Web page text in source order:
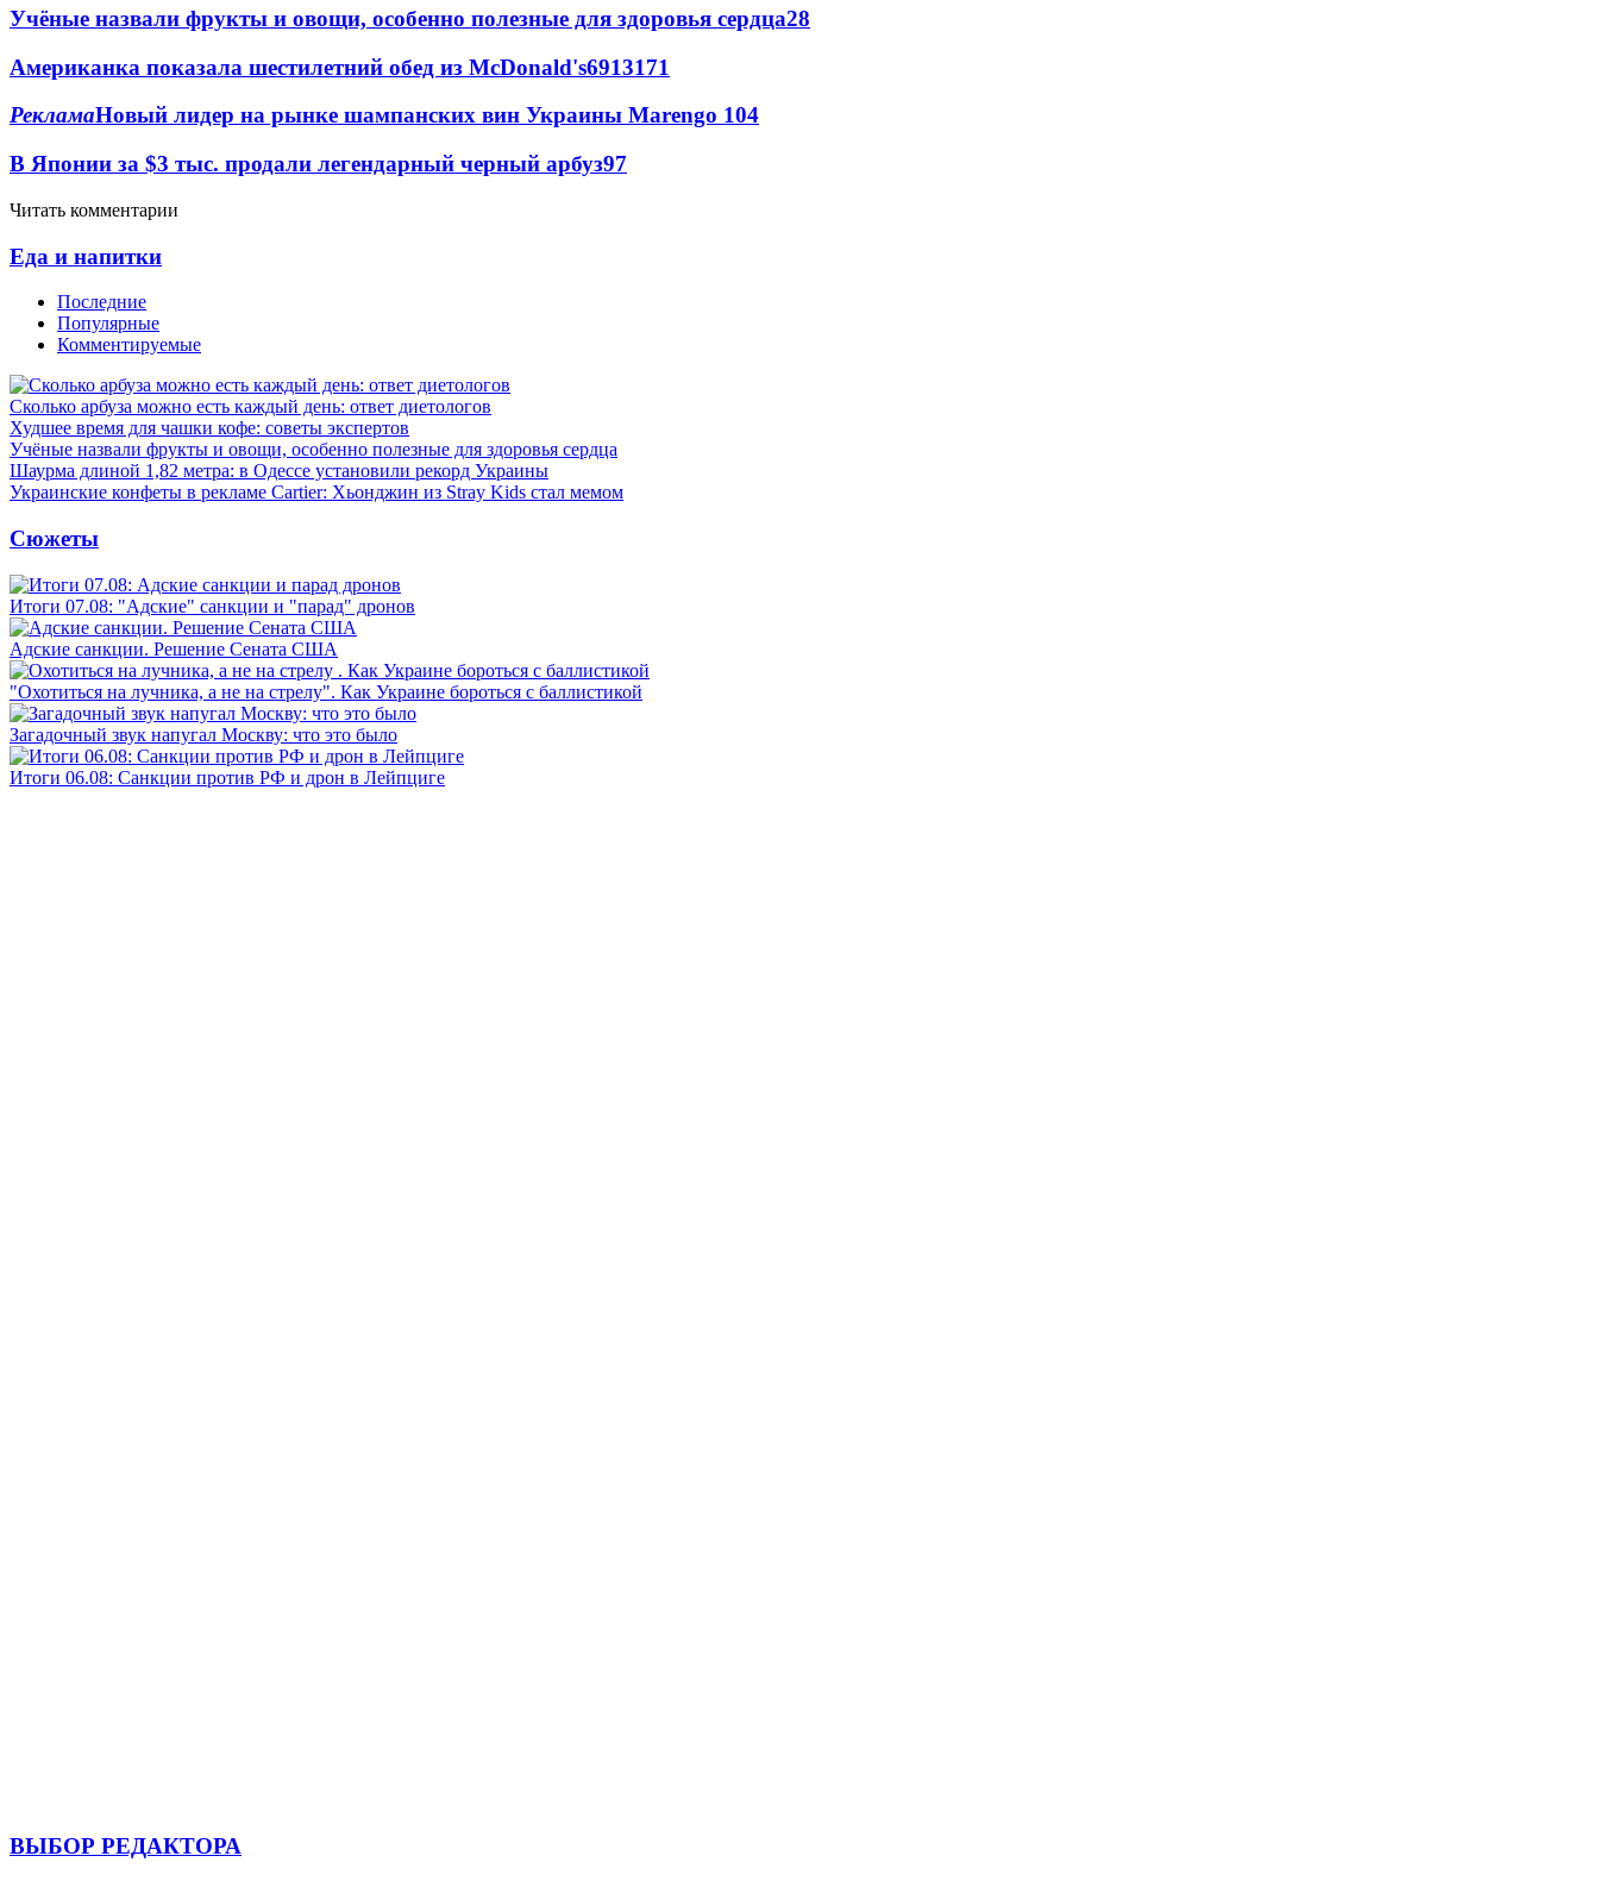
Учёные назвали фрукты и овощи, особенно полезные для здоровья сердца28
Американка показала шестилетний обед из McDonald's6913171
РекламаНовый лидер на рынке шампанских вин Украины Marengo 104
В Японии за $3 тыс. продали легендарный черный арбуз97
Читать комментарии
Еда и напитки
Последние
Популярные
Комментируемые
Сколько арбуза можно есть каждый день: ответ диетологов
Худшее время для чашки кофе: советы экспертов
Учёные назвали фрукты и овощи, особенно полезные для здоровья сердца
Шаурма длиной 1,82 метра: в Одессе установили рекорд Украины
Украинские конфеты в рекламе Cartier: Хьонджин из Stray Kids стал мемом
Сюжеты
Итоги 07.08: "Адские" санкции и "парад" дронов
Адские санкции. Решение Сената США
"Охотиться на лучника, а не на стрелу". Как Украине бороться с баллистикой
Загадочный звук напугал Москву: что это было
Итоги 06.08: Санкции против РФ и дрон в Лейпциге
ВЫБОР РЕДАКТОРА